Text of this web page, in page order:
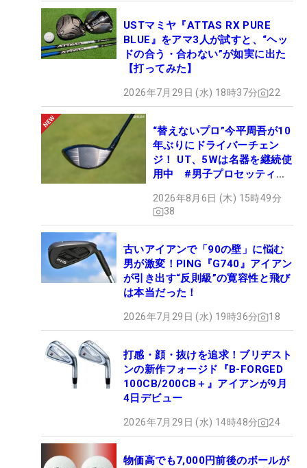
USTマミヤ『ATTAS RX PURE
BLUE』をアマ3人が試すと、“ヘッ
ドの合う・合わない”が如実に出た
【打ってみた】
2026年7月29日 (水) 18時37分 22
“替えないプロ”今平周吾が10
年ぶりにドライバーチェン
ジ！ UT、5Wは名器を継続使
用中 #男子プロセッティン
2026年8月6日 (木) 15時49分
38
古いアイアンで「90の壁」に悩む
男が激変！PING『G740』アイアン
が引き出す“反則級”の寛容性と飛び
は本当だった！
2026年7月29日 (水) 19時36分 18
打感・顔・抜けを追求！ブリヂスト
ンの新作フォージド『B-FORGED
100CB/200CB＋』アイアンが9月
4日デビュー
2026年7月29日 (水) 14時48分 24
物価高でも7,000円前後のボールが